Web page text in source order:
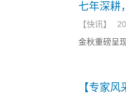
七年深耕
【快讯 】
金秋重磅呈
【专家